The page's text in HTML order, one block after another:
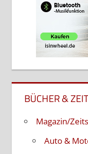
BÜCHER &
Magazin/
Auto &